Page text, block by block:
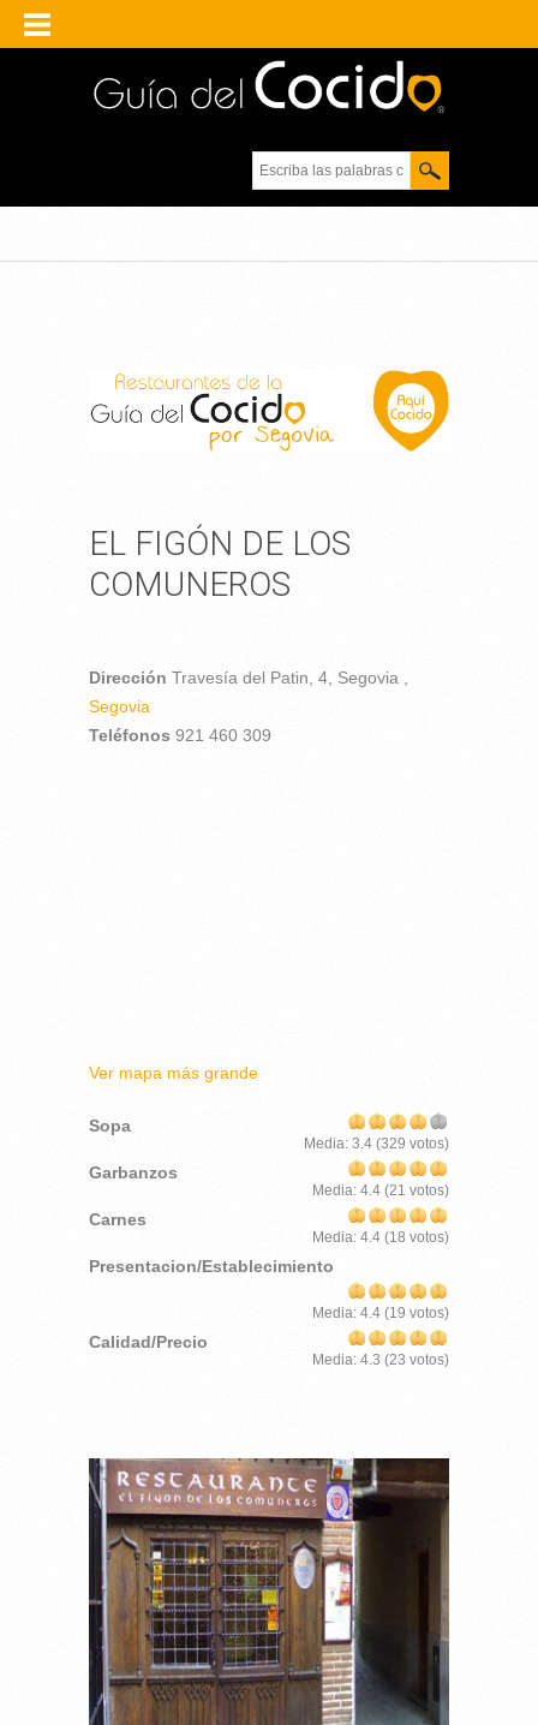
Escriba las palabras
clave.
EL FIGÓN DE LOS
COMUNEROS
Dirección Travesía del Patin, 4, Segovia ,
Segovia
Teléfonos 921 460 309
Ver mapa más grande
Sopa
Media: 3.4 (329 votos)
Garbanzos
Media: 4.4 (21 votos)
Carnes
Media: 4.4 (18 votos)
Presentacion/Establecimiento
Media: 4.4 (19 votos)
Calidad/Precio
Media: 4.3 (23 votos)